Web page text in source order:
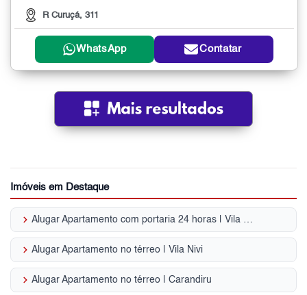
R Curuçá, 311
WhatsApp Contatar
Imóveis em Destaque
keyboard_arrow_right Alugar Apartamento com portaria 24 horas | Vila Carbone
keyboard_arrow_right Alugar Apartamento no térreo | Vila Nivi
keyboard_arrow_right Alugar Apartamento no térreo | Carandiru